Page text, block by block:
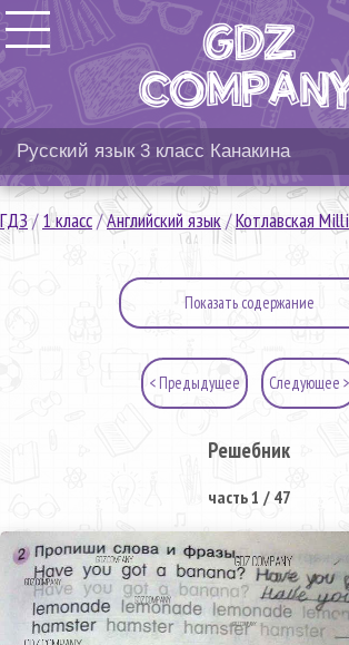
ГДЗ/1 класс/Английский язык/Котлавская
Показать содержание
< Предыдущее Следующее >
Решебник
часть 1 / 47